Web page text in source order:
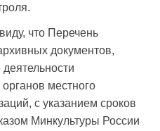
что Перечень
документов,
местного
с указанием сроков
Минкультуры России